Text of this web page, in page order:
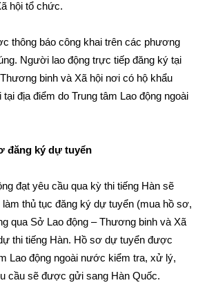
hội tổ chức.
thông báo công khai trên các phương
Người lao động trực tiếp đăng ký tại
binh và Xã hội nơi có hộ khẩu
địa điểm do Trung tâm Lao động ngoài
đăng ký dự tuyển
đạt yêu cầu qua kỳ thi tiếng Hàn sẽ
thủ tục đăng ký dự tuyển (mua hồ sơ,
qua Sở Lao động – Thương binh và Xã
thi tiếng Hàn. Hồ sơ dự tuyển được
Lao động ngoài nước kiểm tra, xử lý,
cầu sẽ được gửi sang Hàn Quốc.